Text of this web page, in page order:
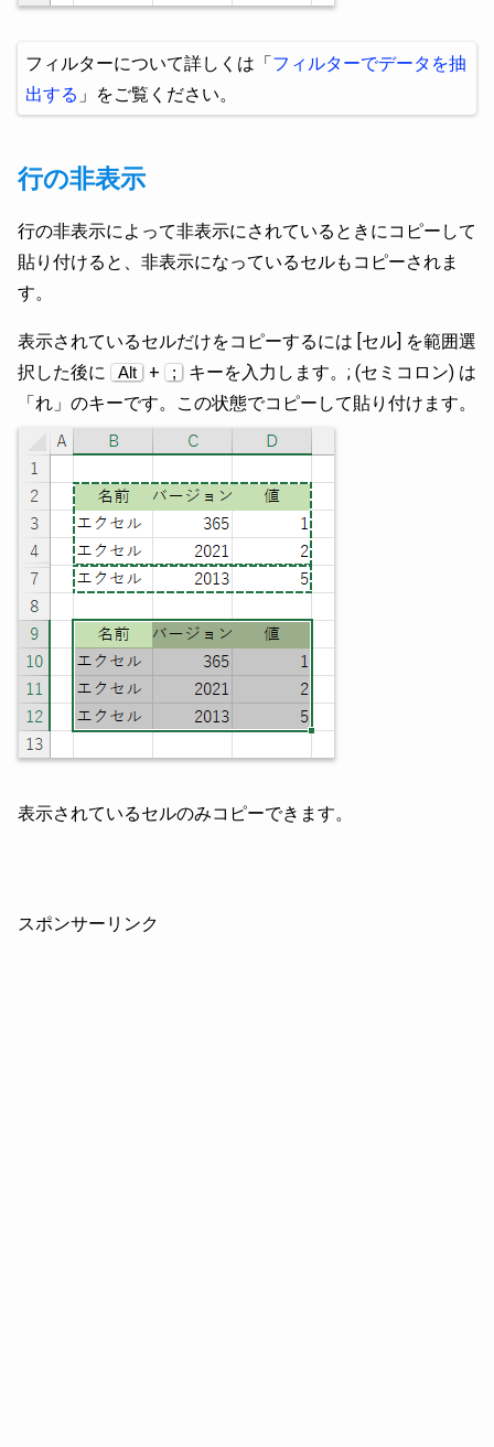
フィルターについて詳しくは「フィルターでデータを抽
出する 」をご覧ください。
行の非表示
行の非表示によって非表示にされているときにコピーして
貼り付けると、非表示になっているセルもコピーされま
す。
表示されているセルだけをコピーするには [セル] を範囲選
択した後に
Alt + ;
キーを入力します。; (セミコロン) は
「れ」のキーです。この状態でコピーして貼り付けます。
表示されているセルのみコピーできます。
スポンサーリンク